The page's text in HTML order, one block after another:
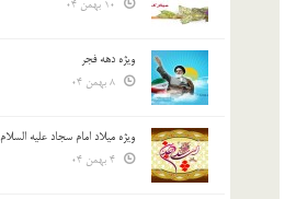
ویژه دهه فجر
ویژه میلاد امام سجاد علیه السلام